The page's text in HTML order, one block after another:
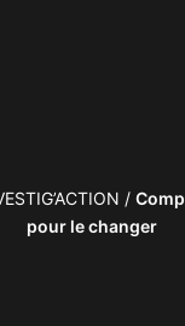
/
pour le changer